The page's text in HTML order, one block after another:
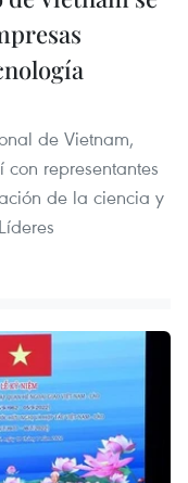
de Vietnam,
representantes
de la ciencia y